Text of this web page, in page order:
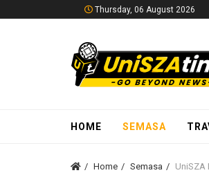
Thursday, 06 August 2026
HOME SEMASA
Home Semasa UniSZA